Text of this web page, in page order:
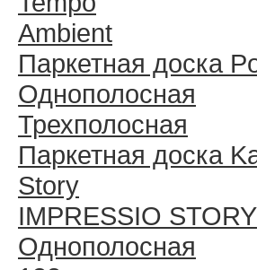
Ambient
Паркетная доска
Однополосная
Трехполосная
Паркетная доска
Story
IMPRESSIO STORY
Однополосная